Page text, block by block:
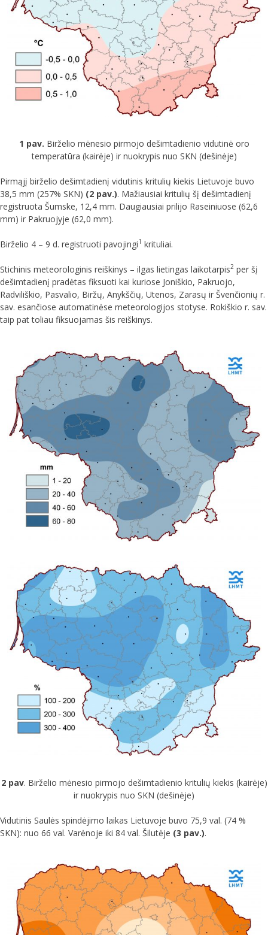
1 pav. Birželio mėnesio pirmojo dešimtadienio vidutinė oro
temperatūra (kairėje) ir nuokrypis nuo SKN (dešinėje)
Pirmąjį birželio dešimtadienį vidutinis kritulių kiekis Lietuvoje buvo
38,5 mm (257% SKN) (2 pav.). Mažiausiai kritulių šį dešimtadienį
registruota Šumske, 12,4 mm. Daugiausiai prilijo Raseiniuose (62,6
mm) ir Pakruojyje (62,0 mm).
Birželio 4 – 9 d. registruoti pavojingi1 krituliai.
Stichinis meteorologinis reiškinys – ilgas lietingas laikotarpis2 per šį
dešimtadienį pradėtas fiksuoti kai kuriose Joniškio, Pakruojo,
Radviliškio, Pasvalio, Biržų, Anykščių, Utenos, Zarasų ir Švenčionių r.
sav. esančiose automatinėse meteorologijos stotyse. Rokiškio r. sav.
taip pat toliau fiksuojamas šis reiškinys.
2 pav. Birželio mėnesio pirmojo dešimtadienio kritulių kiekis (kairėje)
ir nuokrypis nuo SKN (dešinėje)
Vidutinis Saulės spindėjimo laikas Lietuvoje buvo 75,9 val. (74 %
SKN): nuo 66 val. Varėnoje iki 84 val. Šilutėje (3 pav.).